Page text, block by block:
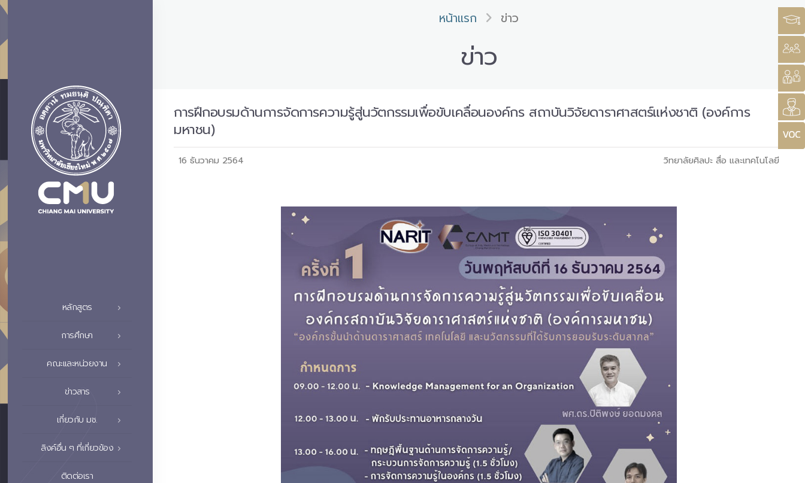
หลักสูตร
การศึกษา
คณะและหน่วยงาน
ข่าวสาร
เกี่ยวกับ มช.
ลิงค์อื่น ๆ ที่เกี่ยวข้อง
ติดต่อเรา
หน้าแรก ข่าว
ข่าว
การฝึกอบรมด้านการจัดการความรู้สู่นวัตกรรมเพื่อขับเคลื่อนองค์กร สถาบันวิจัยดาราศาสตร์แห่งชาติ (องค์การ
มหาชน)
16 ธันวาคม 2564 วิทยาลัยศิลปะ สื่อ และเทคโนโลยี